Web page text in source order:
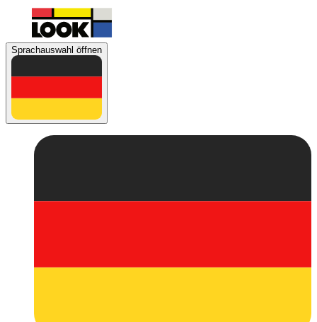
Sprachauswahl öffnen